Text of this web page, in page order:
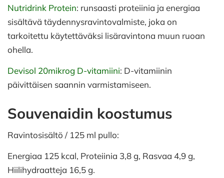
Nutridrink Protein: runsaasti proteiinia ja energiaa
sisältävä täydennysravintovalmiste, joka on
tarkoitettu käytettäväksi lisäravintona muun ruoan
ohella.
Devisol 20mikrog D-vitamiini: D-vitamiinin
päivittäisen saannin varmistamiseen.
Souvenaidin koostumus
Ravintosisältö / 125 ml pullo:
Energiaa 125 kcal, Proteiinia 3,8 g, Rasvaa 4,9 g,
Hiilihydraatteja 16,5 g.